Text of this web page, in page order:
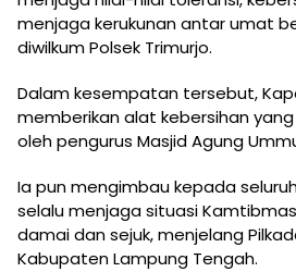
menjaga kerukunan antar umat
diwilkum Polsek Trimurjo.
Dalam kesempatan tersebut,
memberikan alat kebersihan
oleh pengurus Masjid Agung
Ia pun mengimbau kepada
selalu menjaga situasi
damai dan sejuk, menjelang
Kabupaten Lampung Tengah.